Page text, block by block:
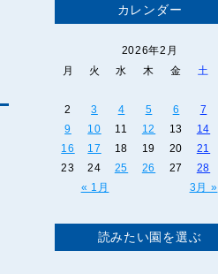
カレンダー
2026年2月
月
火 水 木 金 土
« 1月 3月 »
2
3 4 5 6 7
9
10 11 12 13 14
16
17 18 19 20 21
23
24 25 26 27 28
読みたい園を選ぶ